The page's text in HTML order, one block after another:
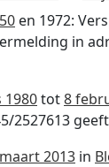
en 1972:
in
1980tot8
2527613
2013 in